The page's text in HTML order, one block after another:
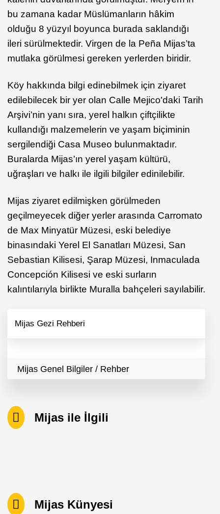
bu zamana kadar Müslümanların hâkim
olduğu 8 yüzyıl boyunca burada saklandığı
ileri sürülmektedir. Virgen de la Peña Mijas’ta
mutlaka görülmesi gereken yerlerden biridir.
Köy hakkında bilgi edinebilmek için ziyaret
edilebilecek bir yer olan Calle Mejico'daki Tarih
Arşivi’nin yanı sıra, yerel halkın çiftçilikte
kullandığı malzemelerin ve yaşam biçiminin
sergilendiği Casa Museo bulunmaktadır.
Buralarda Mijas’ın yerel yaşam kültürü,
uğraşları ve halkı ile ilgili bilgiler edinilebilir.
Mijas ziyaret edilmişken görülmeden
geçilmeyecek diğer yerler arasında Carromato
de Max Minyatür Müzesi, eski belediye
binasındaki Yerel El Sanatları Müzesi, San
Sebastian Kilisesi, Şarap Müzesi, Inmaculada
Concepción Kilisesi ve eski surların
kalıntılarıyla birlikte Muralla bahçeleri sayılabilir.
Mijas Gezi Rehberi
Mijas Genel Bilgiler / Rehber
Mijas ile İlgili
Mijas Künyesi